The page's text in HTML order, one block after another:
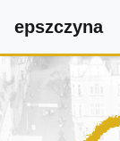
epszczyna